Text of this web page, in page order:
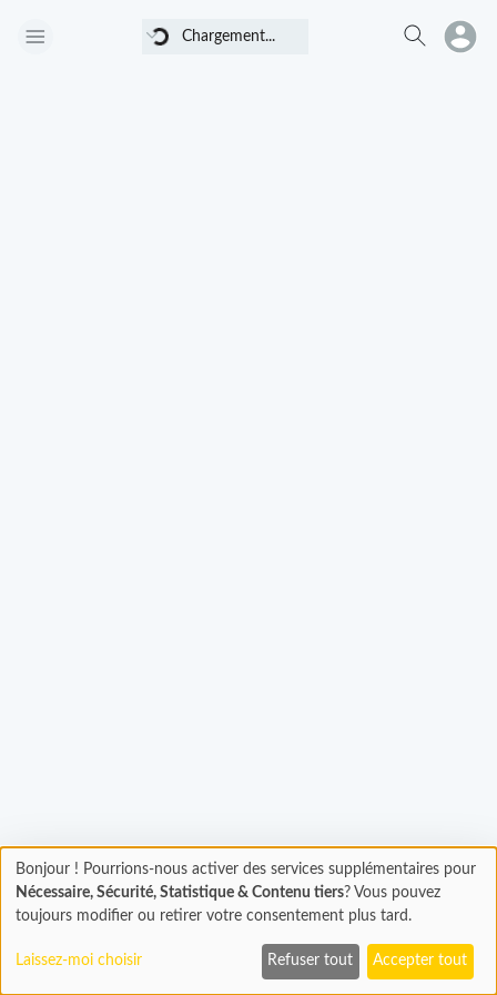
Chargement... Chargement...
Chargement
En cours...
Bonjour ! Pourrions-nous activer des services supplémentaires pour
Nécessaire, Sécurité, Statistique & Contenu tiers? Vous pouvez
toujours modifier ou retirer votre consentement plus tard.
Laissez-moi choisir Refuser tout Accepter tout